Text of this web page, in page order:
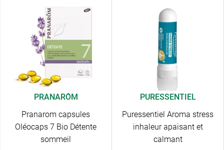
PRANARÔM
Pranarom capsules
Oléocaps 7 Bio Détente
sommeil
PURESSENTIEL
Puressentiel Aroma stress
inhaleur apaisant et
calmant